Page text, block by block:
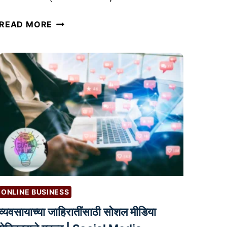
READ MORE 2
4
म
स
र्वा
धि
क
क्री
हो
णा
ऱ्या
ONLINE BUSINESS
जाहिरातींसाठी सोशल मीडिया